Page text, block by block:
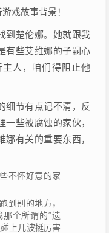
到楚伦娜。她就跟我
有些艾维娜的子嗣心
人，咱们得阻止他
细节有点记不清，反
些被腐蚀的家伙，
有关的重要东西，
不怀好意的家
到别的地方，
个所谓的“遗
上几波挺厉害